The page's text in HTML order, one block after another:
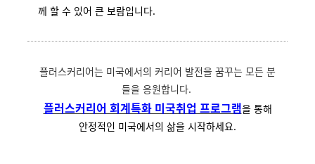
께 할 수 있어 큰 보람입니다.
플러스커리어는 미국에서의 커리어 발전을 꿈꾸는 모든 분
들을 응원합니다.
플러스커리어 회계특화 미국취업 프로그램을 통해
안정적인 미국에서의 삶을 시작하세요.